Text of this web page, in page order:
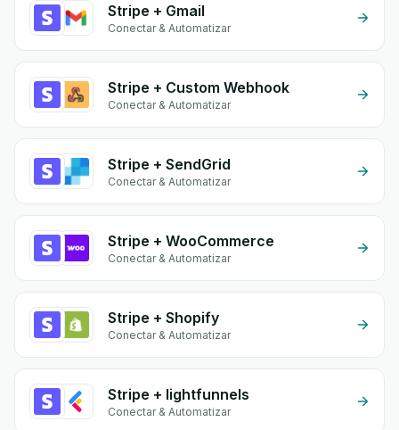
Stripe + Gmail
Conectar & Automatizar
Stripe + Custom Webhook
Conectar & Automatizar
Stripe + SendGrid
Conectar & Automatizar
Stripe + WooCommerce
Conectar & Automatizar
Stripe + Shopify
Conectar & Automatizar
Stripe + lightfunnels
Conectar & Automatizar